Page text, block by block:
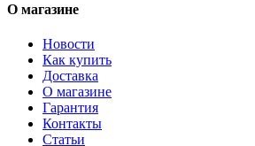
О магазине
Новости
Как купить
Доставка
О магазине
Гарантия
Контакты
Статьи